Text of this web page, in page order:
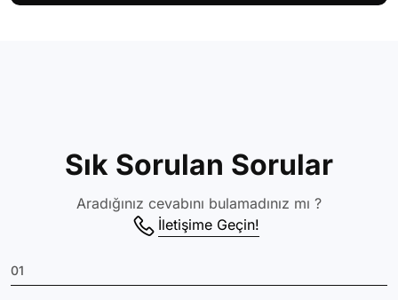
Sık Sorulan Sorular
Aradığınız cevabını bulamadınız mı ?
İletişime Geçin!
01